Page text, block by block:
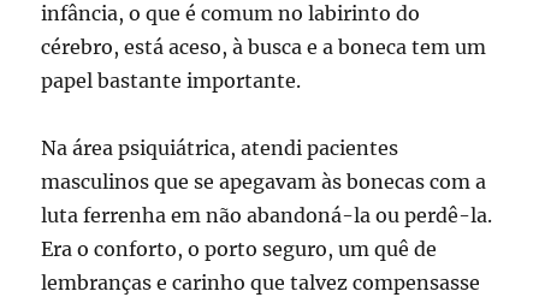
infância, o que é comum no labirinto do
cérebro, está aceso, à busca e a boneca tem um
papel bastante importante.
Na área psiquiátrica, atendi pacientes
masculinos que se apegavam às bonecas com a
luta ferrenha em não abandoná-la ou perdê-la.
Era o conforto, o porto seguro, um quê de
lembranças e carinho que talvez compensasse